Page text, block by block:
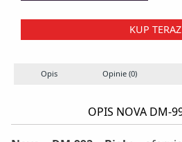
KUP TERAZ
Opis Opinie (0)
OPIS NOVA DM-